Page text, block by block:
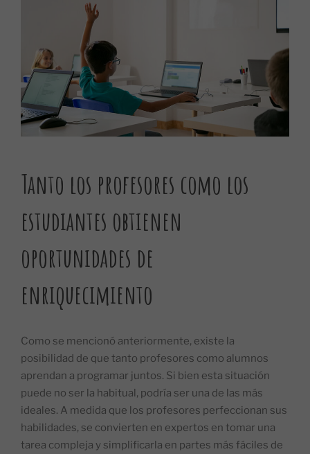
Tanto los profesores como los
estudiantes obtienen
oportunidades de
enriquecimiento
Como se mencionó anteriormente, existe la
posibilidad de que tanto profesores como alumnos
aprendan a programar juntos. Si bien esta situación
puede no ser la habitual, podría ser una de las más
ideales. A medida que los profesores perfeccionan sus
habilidades, se convierten en expertos en tomar una
tarea compleja y simplificarla en partes más fáciles de